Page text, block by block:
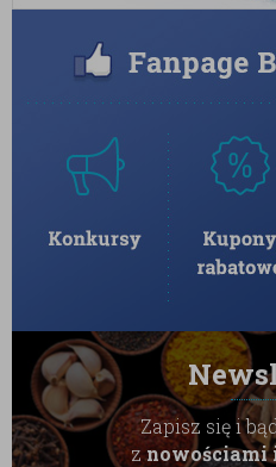
Zapisz się i
znowościami